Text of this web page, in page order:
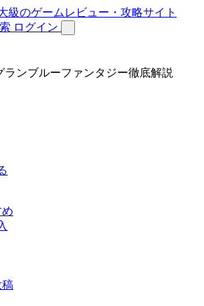
ログイン
ンブルーファンタジー徹底解説
稿